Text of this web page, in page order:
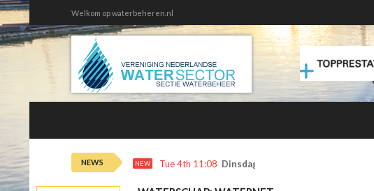
Welkom op waterbeheren.nl
NEWS NEW Tue 4th 11:08 Dinsdag 4 augustus kans op smog